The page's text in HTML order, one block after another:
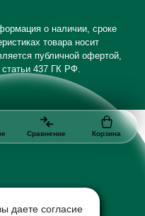
о наличии, сроке
товара носит
публичной офертой,
437 ГК РФ.
Сравнение Корзина
даете согласие